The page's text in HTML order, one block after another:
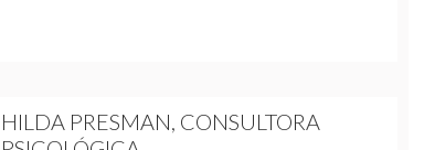
HILDA PRESMAN, CONSULTORA